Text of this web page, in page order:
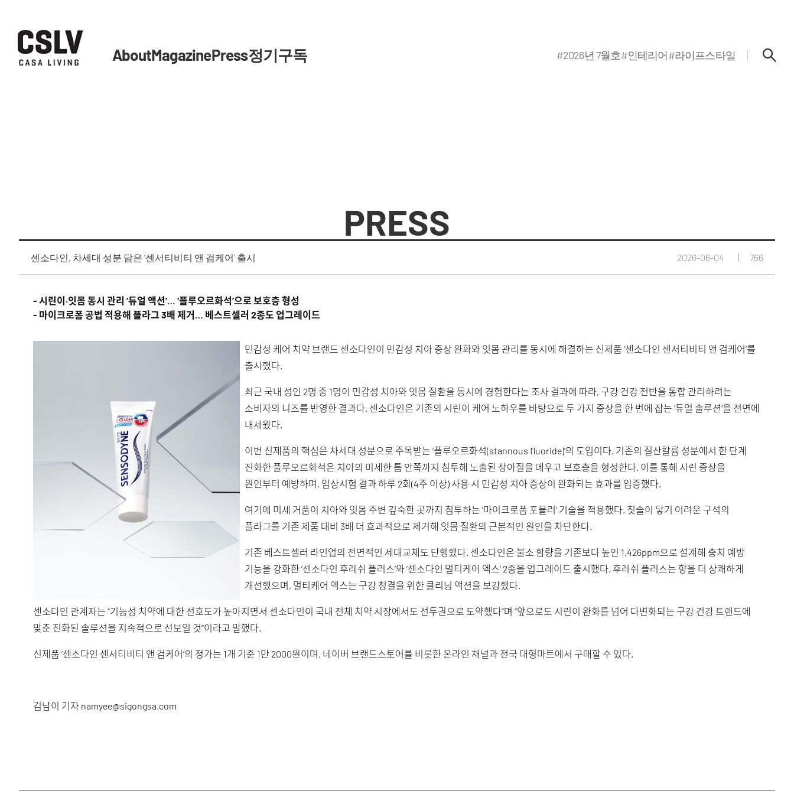
AboutMagazinePress정기구독 #2026년 7월호#인테리어#라이프스타일
PRESS
센소다인, 차세대 성분 담은 ‘센서티비티 앤 검케어’ 출시 2026-06-04 766
- 시린이·잇몸 동시 관리 ‘듀얼 액션’… ‘플루오르화석’으로 보호층 형성
- 마이크로폼 공법 적용해 플라그 3배 제거… 베스트셀러 2종도 업그레이드
민감성 케어 치약 브랜드 센소다인이 민감성 치아 증상 완화와 잇몸 관리를 동시에 해결하는 신제품 ‘센소다인 센서티비티 앤 검케어’를
출시했다.
최근 국내 성인 2명 중 1명이 민감성 치아와 잇몸 질환을 동시에 경험한다는 조사 결과에 따라, 구강 건강 전반을 통합 관리하려는
소비자의 니즈를 반영한 결과다. 센소다인은 기존의 시린이 케어 노하우를 바탕으로 두 가지 증상을 한 번에 잡는 ‘듀얼 솔루션’을 전면에
내세웠다.
이번 신제품의 핵심은 차세대 성분으로 주목받는 ‘플루오르화석(stannous fluoride)’의 도입이다. 기존의 질산칼륨 성분에서 한 단계
진화한 플루오르화석은 치아의 미세한 틈 안쪽까지 침투해 노출된 상아질을 메우고 보호층을 형성한다. 이를 통해 시린 증상을
원인부터 예방하며, 임상시험 결과 하루 2회(4주 이상) 사용 시 민감성 치아 증상이 완화되는 효과를 입증했다.
여기에 미세 거품이 치아와 잇몸 주변 깊숙한 곳까지 침투하는 ‘마이크로폼 포뮬러’ 기술을 적용했다. 칫솔이 닿기 어려운 구석의
플라그를 기존 제품 대비 3배 더 효과적으로 제거해 잇몸 질환의 근본적인 원인을 차단한다.
기존 베스트셀러 라인업의 전면적인 세대교체도 단행했다. 센소다인은 불소 함량을 기존보다 높인 1,426ppm으로 설계해 충치 예방
기능을 강화한 ‘센소다인 후레쉬 플러스’와 ‘센소다인 멀티케어 엑스’ 2종을 업그레이드 출시했다. 후레쉬 플러스는 향을 더 상쾌하게
개선했으며, 멀티케어 엑스는 구강 청결을 위한 클리닝 액션을 보강했다.
센소다인 관계자는 “기능성 치약에 대한 선호도가 높아지면서 센소다인이 국내 전체 치약 시장에서도 선두권으로 도약했다”며 “앞으로도 시린이 완화를 넘어 다변화되는 구강 건강 트렌드에
맞춘 진화된 솔루션을 지속적으로 선보일 것”이라고 말했다.
신제품 ‘센소다인 센서티비티 앤 검케어’의 정가는 1개 기준 1만 2000원이며, 네이버 브랜드스토어를 비롯한 온라인 채널과 전국 대형마트에서 구매할 수 있다.
김남이 기자 namyee@sigongsa.com